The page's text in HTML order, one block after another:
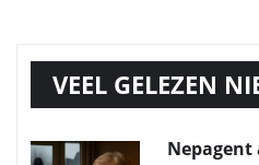
VEEL GELEZEN
Nepagent